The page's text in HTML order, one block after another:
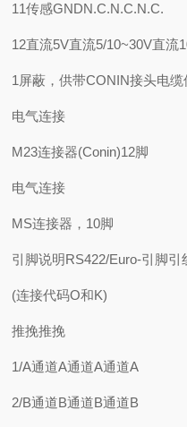
11传感GNDN.C.N.C.N.C.
12直流5V直流5/10~30V直流
1屏蔽，供带CONIN接头电缆
电气连接
M23连接器(Conin)12脚
电气连接
MS连接器，10脚
引脚说明RS422/Euro-引脚引
(连接代码O和K)
推挽推挽
1/A通道A通道A通道A
2/B通道B通道B通道B